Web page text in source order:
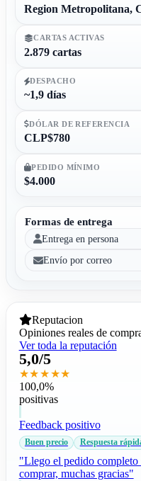
Region Metropolitana,
CARTAS ACTIVAS
2.879 cartas
DESPACHO
~1,9 días
DÓLAR DE REFERENCIA
CLP$780
PEDIDO MÍNIMO
$4.000
Formas de entrega
Entrega en persona
Envío por correo
Reputacion
Opiniones reales de
Ver toda la reputación
5,0/5
★★★★★
100,0%
positivas
Feedback positivo
Buen precio Respuesta
"Llego el pedido
comprar, muchas gracias"